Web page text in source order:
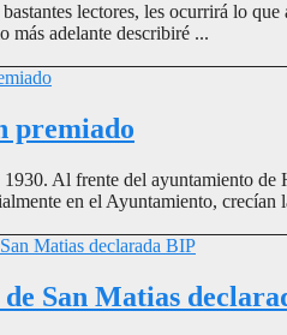
lectores, les ocurrirá lo
más adelante describiré ...
premiado
Al frente del ayuntamiento de
en el Ayuntamiento, crecían
San Matias